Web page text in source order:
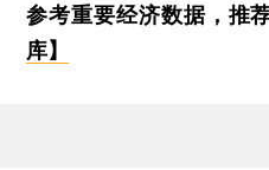
参考重要经济数据，推
库】